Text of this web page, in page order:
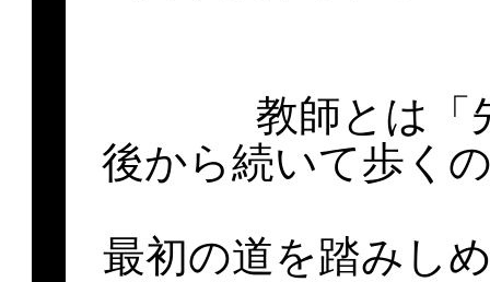
教師とは「
後から続いて歩く
最初の道を踏みし